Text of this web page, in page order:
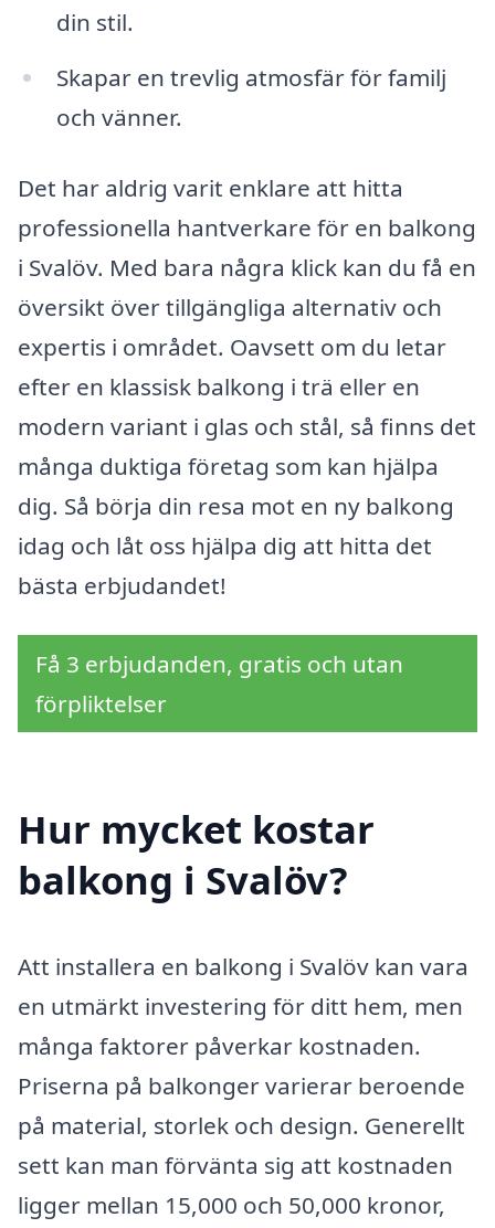
din stil.
Skapar en trevlig atmosfär för familj
och vänner.
Det har aldrig varit enklare att hitta
professionella hantverkare för en balkong
i Svalöv. Med bara några klick kan du få en
översikt över tillgängliga alternativ och
expertis i området. Oavsett om du letar
efter en klassisk balkong i trä eller en
modern variant i glas och stål, så finns det
många duktiga företag som kan hjälpa
dig. Så börja din resa mot en ny balkong
idag och låt oss hjälpa dig att hitta det
bästa erbjudandet!
Få 3 erbjudanden, gratis och utan
förpliktelser
Hur mycket kostar
balkong i Svalöv?
Att installera en balkong i Svalöv kan vara
en utmärkt investering för ditt hem, men
många faktorer påverkar kostnaden.
Priserna på balkonger varierar beroende
på material, storlek och design. Generellt
sett kan man förvänta sig att kostnaden
ligger mellan 15,000 och 50,000 kronor,